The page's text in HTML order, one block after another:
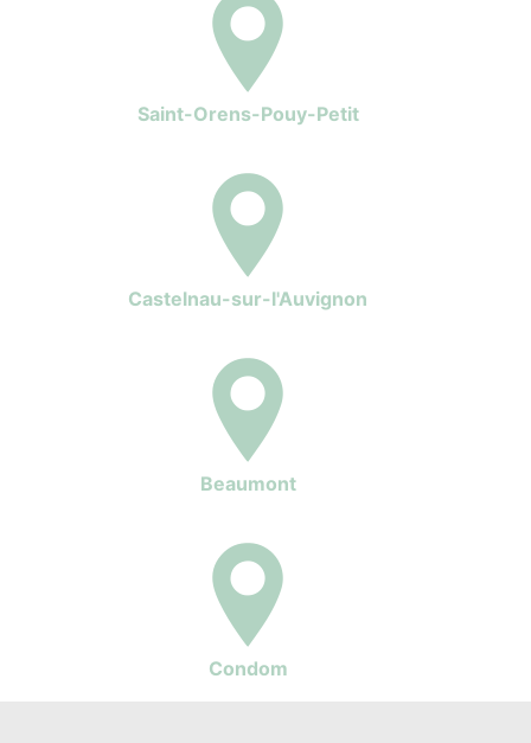
Saint-Orens-Pouy-Petit
Castelnau-sur-l'Auvignon
Beaumont
Condom